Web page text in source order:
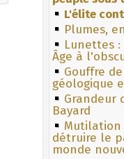
L'élite
Plumes,
Lunettes
Âge à
Gouffre
géologique
Grandeur
Bayard
Mutilation
détruire le
monde